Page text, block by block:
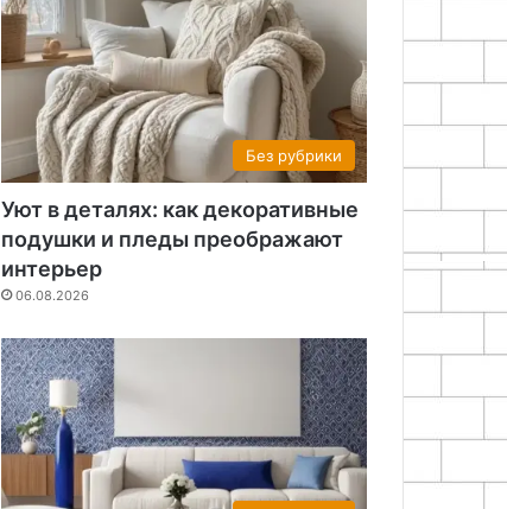
Без рубрики
Уют в деталях: как декоративные
подушки и пледы преображают
интерьер
06.08.2026